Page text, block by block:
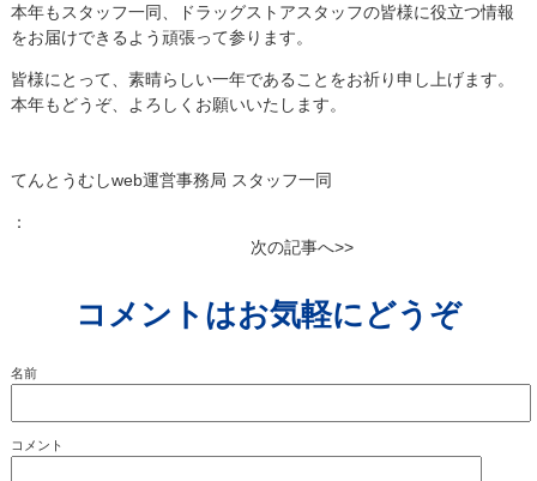
本年もスタッフ一同、ドラッグストアスタッフの皆様に役立つ情報
をお届けできるよう頑張って参ります。
皆様にとって、素晴らしい一年であることをお祈り申し上げます。
本年もどうぞ、よろしくお願いいたします。
てんとうむしweb運営事務局 スタッフ一同
：
次の記事へ>>
コメントはお気軽にどうぞ
名前
コメント